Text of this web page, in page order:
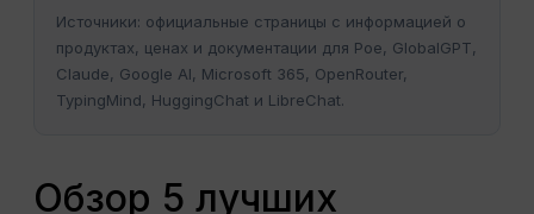
Источники: официальные страницы с информацией о
продуктах, ценах и документации для Poe, GlobalGPT,
Claude, Google AI, Microsoft 365, OpenRouter,
TypingMind, HuggingChat и LibreChat.
Обзор 5 лучших